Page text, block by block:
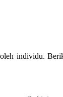
individu.